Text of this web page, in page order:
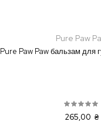
Pure Paw
Pure Paw Paw бальзам для
265,00 ₴